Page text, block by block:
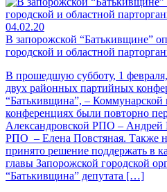
04.02.20
В запорожской “Батькивщине”
городской и областной
В прошедшую субботу, 1
двух районных партийных
“Батькивщина”, – Коммунарской
конференциях были повторно
Александровской РПО – Андрей
РПО – Елена Повстяная. Также
принято решение поддержать в
главы Запорожской городской
“Батькивщина” депутата […]